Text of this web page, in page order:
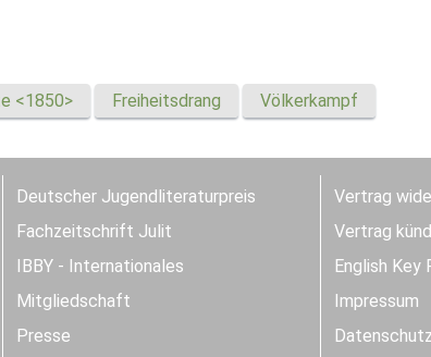
<1850> Freiheitsdrang Völkerkampf
Deutscher Jugendliteraturpreis
Fachzeitschrift Julit
IBBY - Internationales
Mitgliedschaft
Presse
Vertrag
Vertrag
English Key
Impressum
Datenschutz